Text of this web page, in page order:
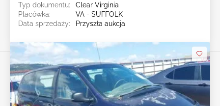
Typ dokumentu:
Clear Virginia
Placówka:
VA - SUFFOLK
Data sprzedaży:
Przyszła aukcja